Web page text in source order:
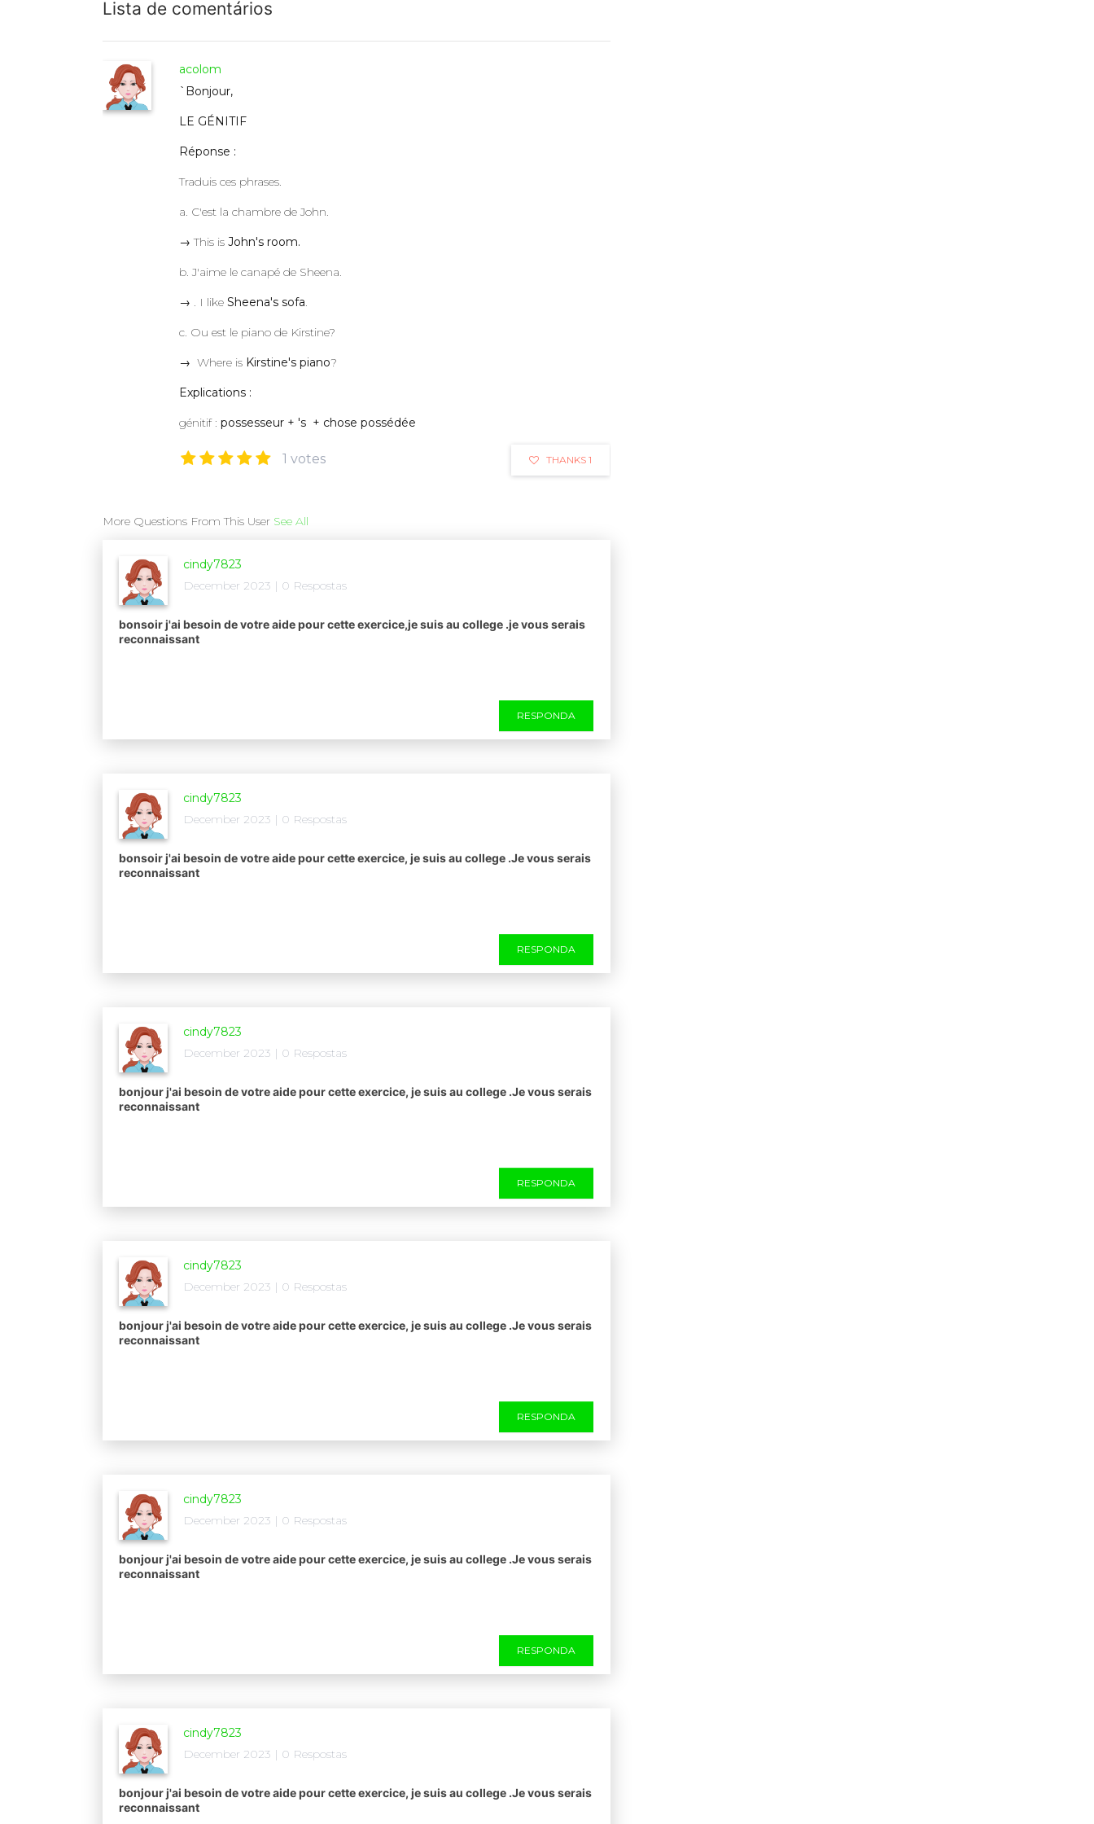
Lista de comentários
acolom
`Bonjour,
LE GÉNITIF
Réponse :
Traduis ces phrases.
a. C'est la chambre de John.
→ This isJohn's room.
b. J'aime le canapé de Sheena.
→ . I likeSheena's sofa.
c. Ou est le piano de Kirstine?
→ Where is Kirstine's piano?
Explications :
génitif : possesseur + 's + chose possédée
1 votes THANKS 1
More Questions From This User See All
cindy7823
December 2023 | 0 Respostas
bonsoir j'ai besoin de votre aide pour cette exercice,je suis au college .je vous serais
reconnaissant​
RESPONDA
cindy7823
December 2023 | 0 Respostas
bonsoir j'ai besoin de votre aide pour cette exercice, je suis au college .Je vous serais
reconnaissant​
RESPONDA
cindy7823
December 2023 | 0 Respostas
bonjour j'ai besoin de votre aide pour cette exercice, je suis au college .Je vous serais
reconnaissant​
RESPONDA
cindy7823
December 2023 | 0 Respostas
bonjour j'ai besoin de votre aide pour cette exercice, je suis au college .Je vous serais
reconnaissant​
RESPONDA
cindy7823
December 2023 | 0 Respostas
bonjour j'ai besoin de votre aide pour cette exercice, je suis au college .Je vous serais
reconnaissant​
RESPONDA
cindy7823
December 2023 | 0 Respostas
bonjour j'ai besoin de votre aide pour cette exercice, je suis au college .Je vous serais
reconnaissant​